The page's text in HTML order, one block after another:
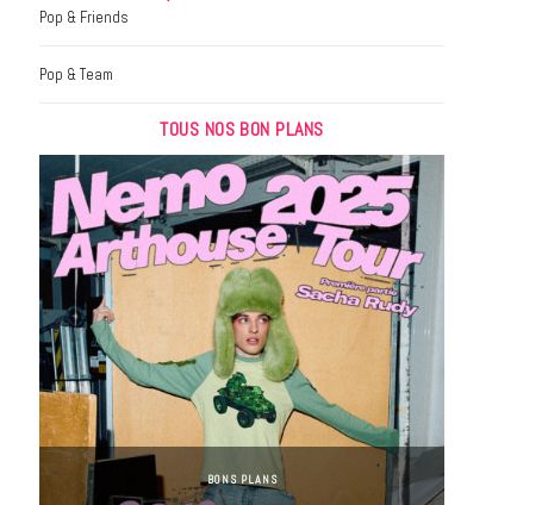
Pop & Friends
Pop & Team
TOUS NOS BON PLANS
BONS PLANS